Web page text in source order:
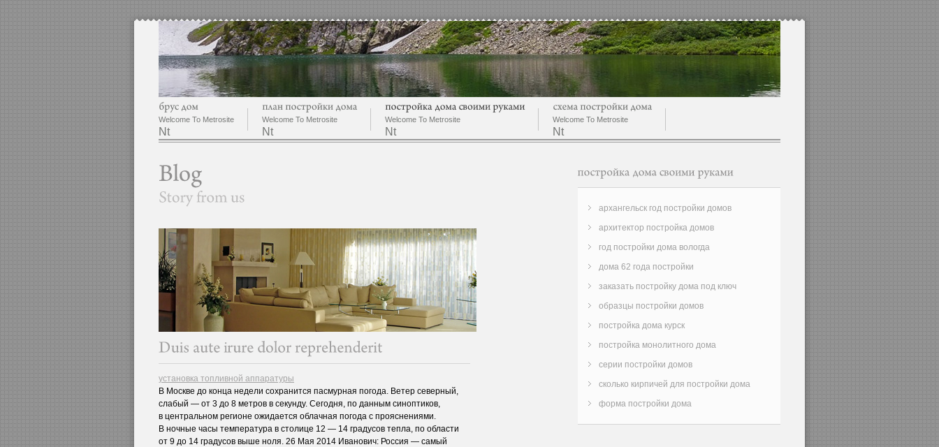
Welcome To Metrosite
Nt
Welcome To Metrosite
Nt
Welcome To Metrosite
Nt
Welcome To Metrosite
Nt
установка топливной аппаратуры
В Москве до конца недели сохранится пасмурная погода. Ветер северный,
слабый — от 3 до 8 метров в секунду. Сегодня, по данным синоптиков,
в центральном регионе ожидается облачная погода с прояснениями.
В ночные часы температура в столице 12 — 14 градусов тепла, по области
от 9 до 14 градусов выше ноля. 26 Мая 2014 Иванович: Россия — самый
архангельск год постройки домов
архитектор постройка домов
год постройки дома вологда
дома 62 года постройки
заказать постройку дома под ключ
образцы постройки домов
постройка дома курск
постройка монолитного дома
серии постройки домов
сколько кирпичей для постройки дома
форма постройки дома